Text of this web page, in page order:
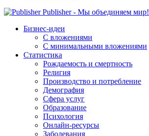
Publisher - Мы объединяем мир!
Бизнес-идеи
С вложениями
С минимальными вложениями
Статистика
Рождаемость и смертность
Религия
Производство и потребление
Демография
Сфера услуг
Образование
Психология
Онлайн-ресурсы
Заболевания